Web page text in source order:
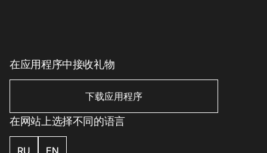
家居用品
在应用程序中接收礼物
下载应用程序
在网站上选择不同的语言